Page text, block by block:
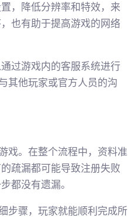
，降低分辨率和特效，来
也有助于提高游戏的网络
过游戏内的客服系统进行
其他玩家或官方人员的沟
戏。在整个流程中，资料准
疏漏都可能导致注册失败
都没有遗漏。
步骤，玩家就能顺利完成所